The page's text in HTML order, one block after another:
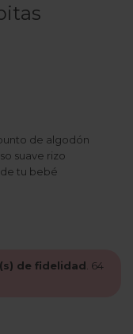
de algodón
suave rizo
tu bebé
de fidelidad 64